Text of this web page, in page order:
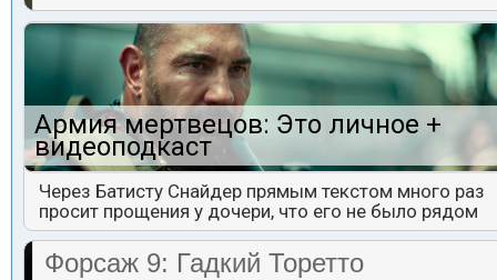
Армия мертвецов: Это личное +
видеоподкаст
Через Батисту Снайдер прямым текстом много раз
просит прощения у дочери, что его не было рядом
Форсаж 9: Гадкий Торетто